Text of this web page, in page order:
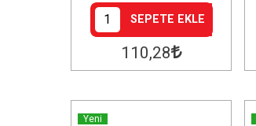
SEPETE EKLE
110,28
Yeni